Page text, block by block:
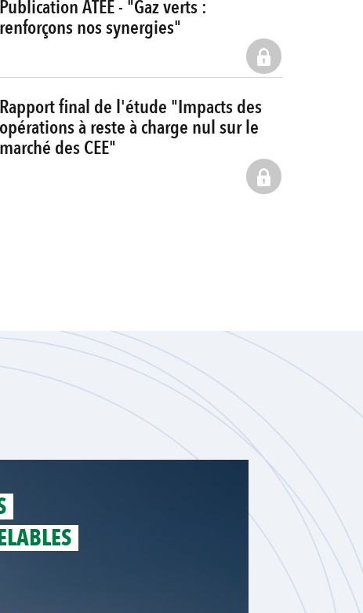
Publication ATEE - "Gaz verts :
renforçons nos synergies"
Rapport final de l'étude "Impacts des
opérations à reste à charge nul sur le
marché des CEE"